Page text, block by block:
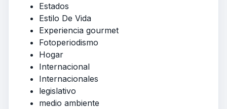
Estados
Estilo De Vida
Experiencia gourmet
Fotoperiodismo
Hogar
Internacional
Internacionales
legislativo
medio ambiente